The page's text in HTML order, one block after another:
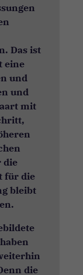
Das ist
eine
und
und
mit
die
für die
bleibt
die